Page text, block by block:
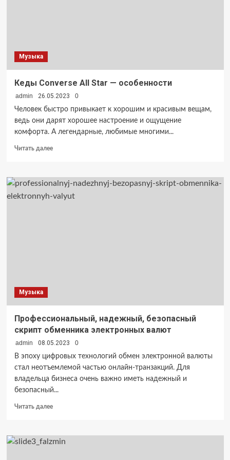
Музыка
Кеды Converse All Star — особенности
admin 26.05.2023
0
Человек быстро привыкает к хорошим и красивым вещам,
ведь они дарят хорошее настроение и ощущение
комфорта. А легендарные, любимые многими...
Читать далееПрочитать
Кеды
Converse
All
Музыка
Профессиональный, надежный, безопасный
скрипт обменника электронных валют
admin 08.05.2023
0
В эпоху цифровых технологий обмен электронной валюты
стал неотъемлемой частью онлайн-транзакций. Для
владельца бизнеса очень важно иметь надежный и
безопасный...
Читать далееПрочитать
Профессиональный,
надежный,